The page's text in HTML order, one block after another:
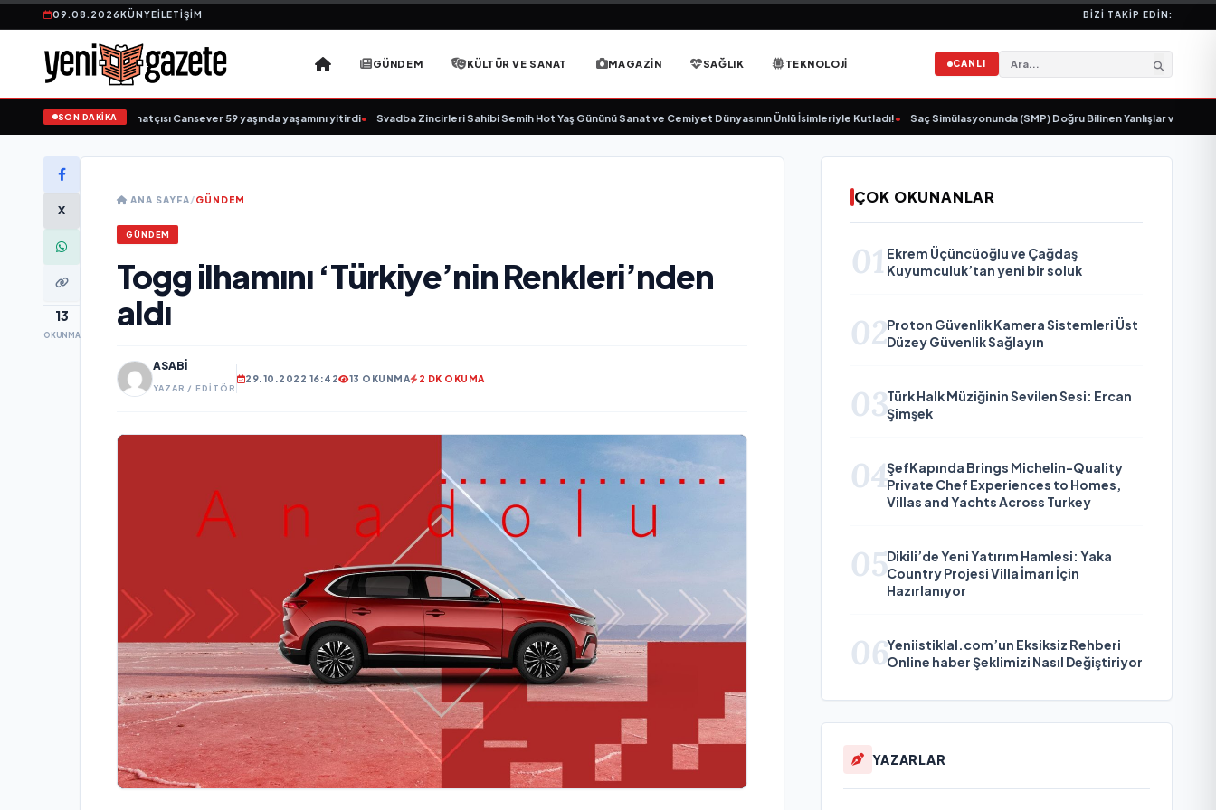
09.08.2026KÜNYEİLETIŞIM BIZI TAKIP EDIN:
GÜNDEM KÜLTÜR VE SANAT MAGAZIN SAĞLIK TEKNOLOJI CANLI
SON DAKİKA
müziğin sevilen sanatçısı Cansever 59 yaşında yaşamını yitirdi• Svadba Zincirleri Sahibi Semih Hot Yaş Gününü Sanat ve Cemiyet Dünyasının Ünlü İsimleriyle Kutladı!• Saç Simülasyonunda (SMP) Doğru Bilinen Yanlışlar ve Sektörün
X
13
OKUNMA
ANA SAYFA/GÜNDEM
GÜNDEM
Togg ilhamını ‘Türkiye’nin Renkleri’nden
aldı
ASABI
YAZAR / EDITÖR
29.10.2022 16:42 13 OKUNMA 2 DK OKUMA
ÇOK OKUNANLAR
01 Ekrem Üçüncüoğlu ve Çağdaş
Kuyumculuk’tan yeni bir soluk
02Proton Güvenlik Kamera Sistemleri Üst
Düzey Güvenlik Sağlayın
03Türk Halk Müziğinin Sevilen Sesi: Ercan
Şimşek
04ŞefKapında Brings Michelin-Quality
Private Chef Experiences to Homes,
Villas and Yachts Across Turkey
05Dikili’de Yeni Yatırım Hamlesi: Yaka
Country Projesi Villa İmarı İçin
Hazırlanıyor
06Yeniistiklal.com’un Eksiksiz Rehberi
Online haber Şeklimizi Nasıl Değiştiriyor
YAZARLAR